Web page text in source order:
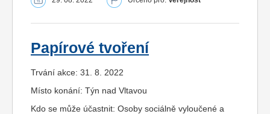
Papírové tvoření
Trvání akce: 31. 8. 2022
Místo konání: Týn nad Vltavou
Kdo se může účastnit: Osoby sociálně vyloučené a